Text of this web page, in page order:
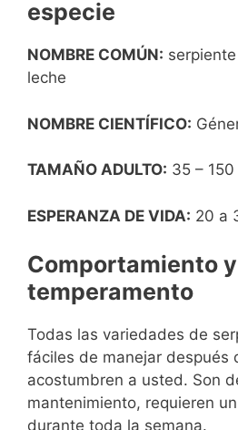
especie
NOMBRE COMÚN:
leche
NOMBRE CIENTÍFICO:
TAMAÑO ADULTO: 35 –
ESPERANZA DE VIDA: 20 a
Comportamiento y
temperamento
Todas las variedades de
fáciles de manejar después
acostumbren a usted. Son
mantenimiento, requieren
durante toda la semana.